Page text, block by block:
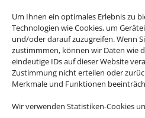
Um Ihnen ein optimales Erlebnis zu
Technologien wie Cookies, um
und/oder darauf zuzugreifen. Wenn
zustimmmen, können wir Daten wie
eindeutige IDs auf dieser Website
Zustimmung nicht erteilen oder
Merkmale und Funktionen
Wir verwenden Statistiken-Cookies
Rechtliche